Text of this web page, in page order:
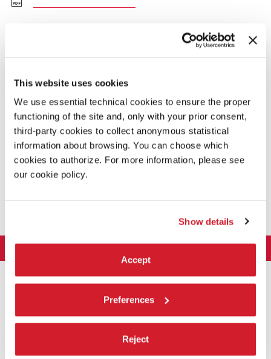
This website uses cookies
We use essential technical cookies to ensure the proper
functioning of the site and, only with your prior consent,
third-party cookies to collect anonymous statistical
information about browsing. You can choose which
cookies to authorize. For more information, please see
our cookie policy.
Show details
Accept
Preferences
Reject
Dichiarazioni reddituali e patrimoniali ai sensi dell’art. 14, c 1, lett. F)
Modello di dichiarazione redditi
Dichiarazioni reddituali e patrimoniali ai sensi dell’art. 14, c 1, lett. F)
del d.lgs. n. 33/2013 del coniuge non separato e dei parenti entro il 2°
grado
Consulta la documentazione
LA BIENNALE DI VENEZIA
Cariche istituzionali
Luoghi
Direttrice
Intervento di Koyo Kouoh / La squadra di Koyo Kouoh
Mostra
Partecipazioni Nazionali (procedura)
CINEMA 2026